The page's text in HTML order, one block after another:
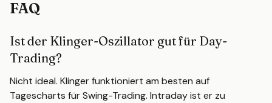
FAQ
Ist der Klinger-Oszillator gut für Day-
Trading?
Nicht ideal. Klinger funktioniert am besten auf
Tagescharts für Swing-Trading. Intraday ist er zu